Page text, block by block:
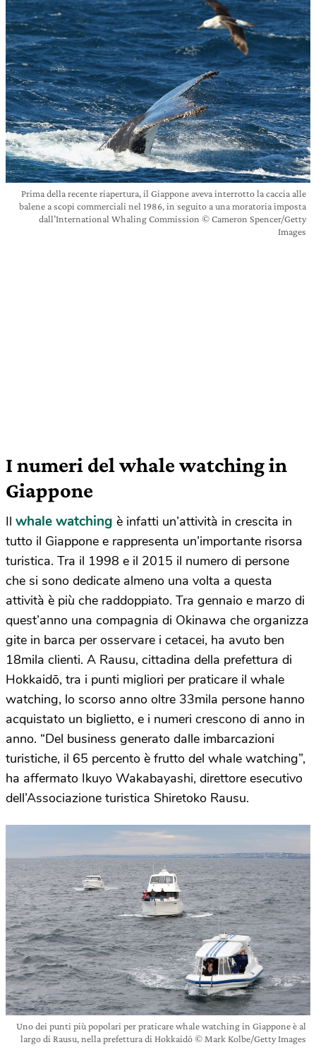
Prima della recente riapertura, il Giappone aveva interrotto la caccia alle
balene a scopi commerciali nel 1986, in seguito a una moratoria imposta
dall’International Whaling Commission © Cameron Spencer/Getty
Images
I numeri del whale watching in
Giappone
Il whale watching è infatti un’attività in crescita in
tutto il Giappone e rappresenta un’importante risorsa
turistica. Tra il 1998 e il 2015 il numero di persone
che si sono dedicate almeno una volta a questa
attività è più che raddoppiato. Tra gennaio e marzo di
quest’anno una compagnia di Okinawa che organizza
gite in barca per osservare i cetacei, ha avuto ben
18mila clienti. A Rausu, cittadina della prefettura di
Hokkaidō, tra i punti migliori per praticare il whale
watching, lo scorso anno oltre 33mila persone hanno
acquistato un biglietto, e i numeri crescono di anno in
anno. “Del business generato dalle imbarcazioni
turistiche, il 65 percento è frutto del whale watching”,
ha affermato Ikuyo Wakabayashi, direttore esecutivo
dell’Associazione turistica Shiretoko Rausu.
Uno dei punti più popolari per praticare whale watching in Giappone è al
largo di Rausu, nella prefettura di Hokkaidō © Mark Kolbe/Getty Images